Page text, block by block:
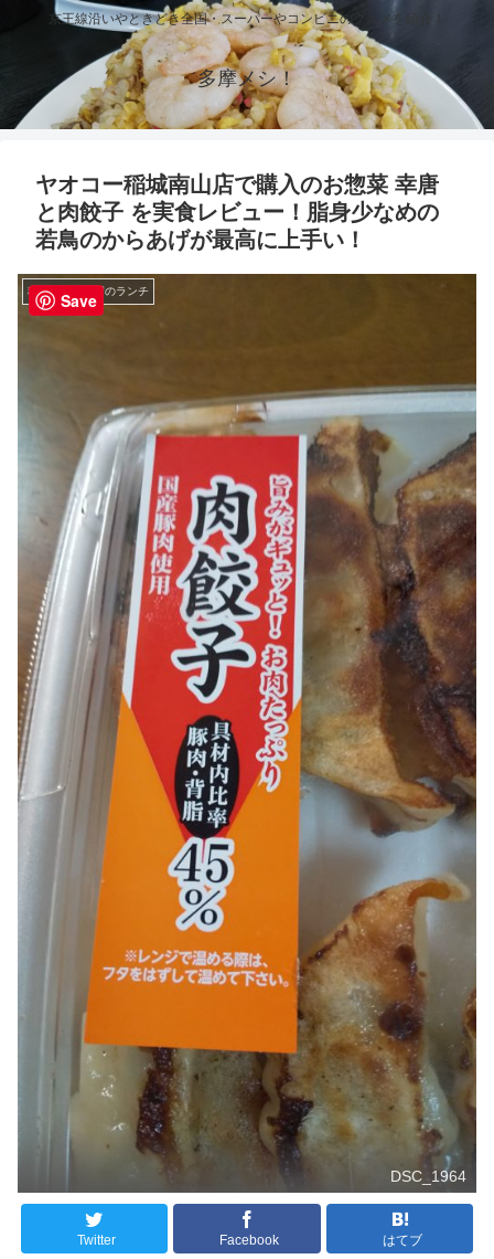
京王線沿いやときどき全国・スーパーやコンビニのグルメを紹介！
多摩メシ！
ヤオコー稲城南山店で購入のお惣菜 幸唐
と肉餃子 を実食レビュー！脂身少なめの
若鳥のからあげが最高に上手い！
稲城・稲城長沼のランチ
DSC_1964
Twitter Facebook はてブ
Save